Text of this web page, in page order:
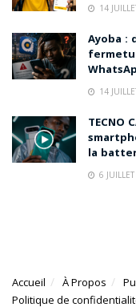
14
Ayoba :
14
TECNO
la
6
Accueil À Propos
Politique de